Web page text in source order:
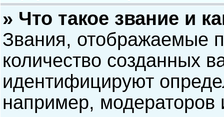
» Что такое звание и
Звания, отображаемые
количество созданных
идентифицируют
например,